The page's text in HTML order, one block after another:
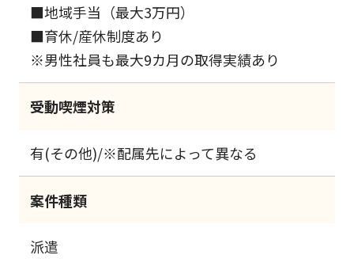
■地域手当（最大3万円）
■育休/産休制度あり
※男性社員も最大9カ月の取得実績あり
受動喫煙対策
有(その他)/※配属先によって異なる
案件種類
派遣